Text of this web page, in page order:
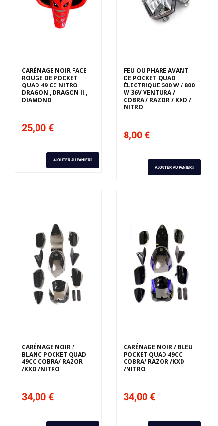
CARÉNAGE NOIR FACE
ROUGE DE POCKET
QUAD 49 CC NITRO
DRAGON , DRAGON II ,
DIAMOND
25,00 €
AJOUTER AU PANIER
FEU OU PHARE AVANT
DE POCKET QUAD
ÉLECTRIQUE 500 W / 800
W 36V VENTURA /
COBRA / RAZOR / KXD /
NITRO
8,00 €
AJOUTER AU PANIER
CARÉNAGE NOIR /
BLANC POCKET QUAD
49CC COBRA/ RAZOR
/KXD /NITRO
34,00 €
CARÉNAGE NOIR / BLEU
POCKET QUAD 49CC
COBRA/ RAZOR /KXD
/NITRO
34,00 €